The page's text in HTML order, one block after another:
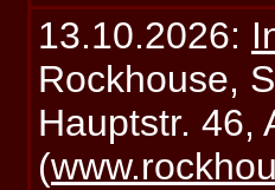
13.10.2026:
Rockhouse,
Hauptstr. 46,
(